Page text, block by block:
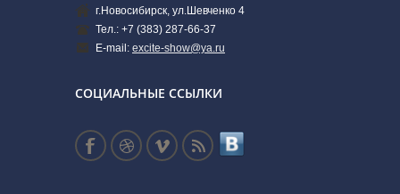
г.Новосибирск, ул.Шевченко 4
Тел.: +7 (383) 287-66-37
E-mail: excite-show@ya.ru
СОЦИАЛЬНЫЕ ССЫЛКИ